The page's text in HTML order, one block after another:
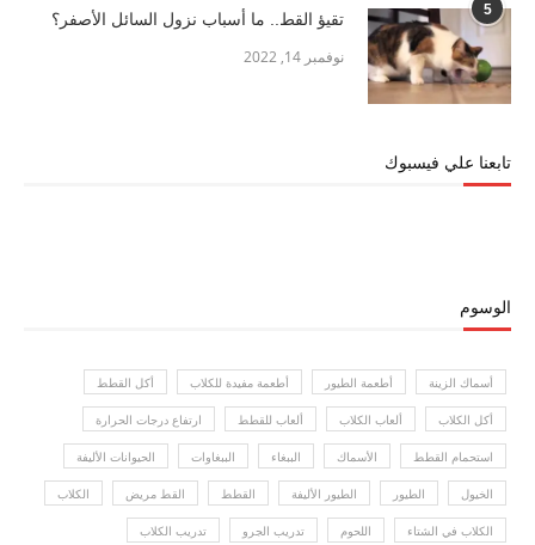
5 تقيؤ القط.. ما أسباب نزول السائل الأصفر؟
نوفمبر 14, 2022
تابعنا علي فيسبوك
الوسوم
أسماك الزينة أطعمة الطيور أطعمة مفيدة للكلاب أكل القطط
أكل الكلاب ألعاب الكلاب ألعاب للقطط ارتفاع درجات الحرارة
استحمام القطط الأسماك الببغاء الببغاوات الحيوانات الأليفة
الخيول الطيور الطيور الأليفة القطط القط مريض الكلاب
الكلاب في الشتاء اللحوم تدريب الجرو تدريب الكلاب